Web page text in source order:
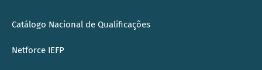
Catálogo Nacional de Qualificações
Netforce IEFP